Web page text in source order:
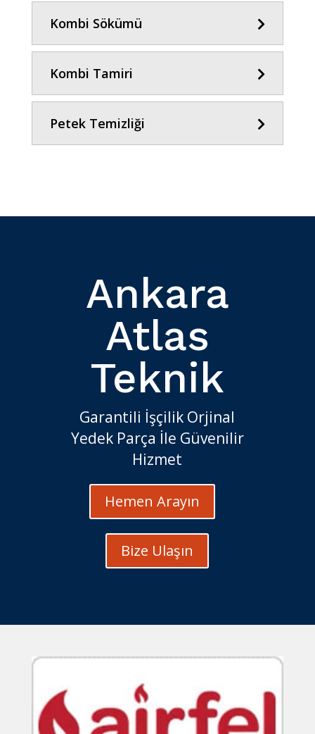
Kombi Sökümü
Kombi Tamiri
Petek Temizliği
Ankara
Atlas
Teknik
Garantili İşçilik Orjinal
Yedek Parça İle Güvenilir
Hizmet
Hemen Arayın
Bize Ulaşın